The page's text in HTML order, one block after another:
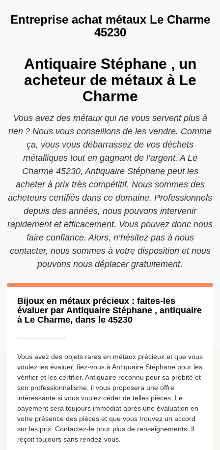
Entreprise achat métaux Le Charme
45230
Antiquaire Stéphane , un
acheteur de métaux à Le
Charme
Vous avez des métaux qui ne vous servent plus à
rien ? Nous vous conseillons de les vendre. Comme
ça, vous vous débarrassez de vos déchets
métalliques tout en gagnant de l’argent. A Le
Charme 45230, Antiquaire Stéphane peut les
acheter à prix très compétitif. Nous sommes des
acheteurs certifiés dans ce domaine. Professionnels
depuis des années, nous pouvons intervenir
rapidement et efficacement. Vous pouvez donc nous
faire confiance. Alors, n’hésitez pas à nous
contacter, nous sommes à votre disposition et nous
pouvons nous déplacer gratuitement.
Bijoux en métaux précieux : faites-les
évaluer par Antiquaire Stéphane , antiquaire
à Le Charme, dans le 45230
Vous avez des objets rares en métaux précieux et que vous
voulez les évaluer, fiez-vous à Antiquaire Stéphane pour les
vérifier et les certifier. Antiquaire reconnu pour sa probité et
son professionnalisme, il vous proposera une offre
intéressante si vous voulez céder de telles pièces. Le
payement sera toujours immédiat après une évaluation en
votre présence des pièces et que vous trouvez un accord
sur les prix. Contactez-le pour plus de renseignements. Il
reçoit toujours sans rendez-vous.